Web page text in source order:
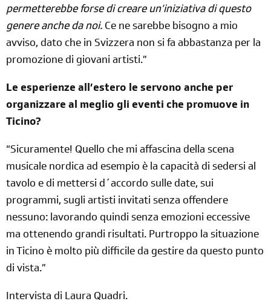
permetterebbe forse di creare un’iniziativa di questo
genere anche da noi. Ce ne sarebbe bisogno a mio
avviso, dato che in Svizzera non si fa abbastanza per la
promozione di giovani artisti.”
Le esperienze all’estero le servono anche per
organizzare al meglio gli eventi che promuove in
Ticino?
“Sicuramente! Quello che mi affascina della scena
musicale nordica ad esempio è la capacità di sedersi al
tavolo e di mettersi d´accordo sulle date, sui
programmi, sugli artisti invitati senza offendere
nessuno: lavorando quindi senza emozioni eccessive
ma ottenendo grandi risultati. Purtroppo la situazione
in Ticino è molto più difficile da gestire da questo punto
di vista.”
Intervista di Laura Quadri.